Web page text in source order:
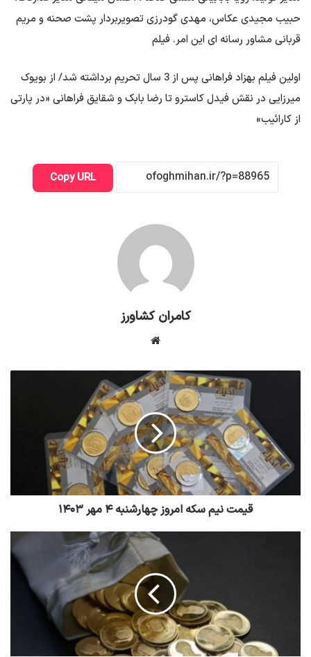
حبیب مجیدی عکاس، مهدی گودرزی تصویربردار پشت صحنه و مریم
قربانی مشاور رسانه ای این امر. فیلم
اولین فیلم بهزاد فراهانی پس از 3 سال تحریم برداشته شد/ از بویوک
میرزایی در نقش فیدل کاسترو تا رضا بابک و شقایق فراهانی «در پارتی
از کارائیب»
Copy URL
کامران کشاورز
قیمت نیم سکه امروز چهارشنبه ۴ مهر ۱۴۰۳